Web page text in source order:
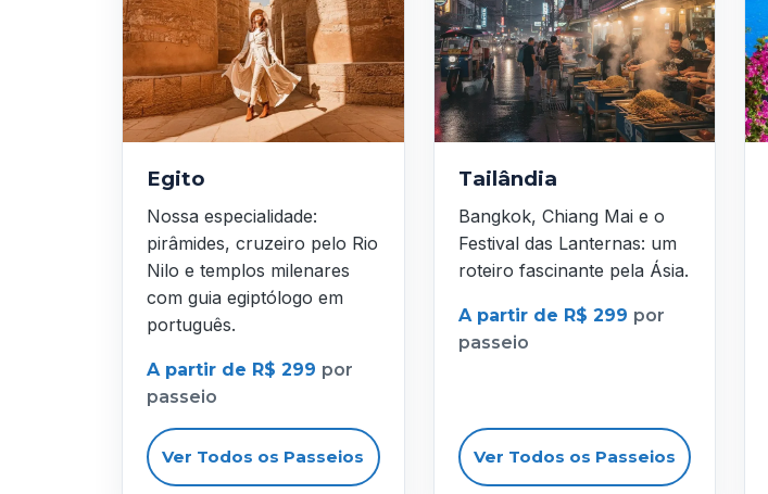
Egito
Nossa especialidade:
pirâmides, cruzeiro pelo Rio
Nilo e templos milenares
com guia egiptólogo em
português.
A partir de R$ 299 por
passeio
Ver Todos os Passeios
Tailândia
Bangkok, Chiang Mai e o
Festival das Lanternas: um
roteiro fascinante pela Ásia.
A partir de R$ 299 por
passeio
Ver Todos os Passeios